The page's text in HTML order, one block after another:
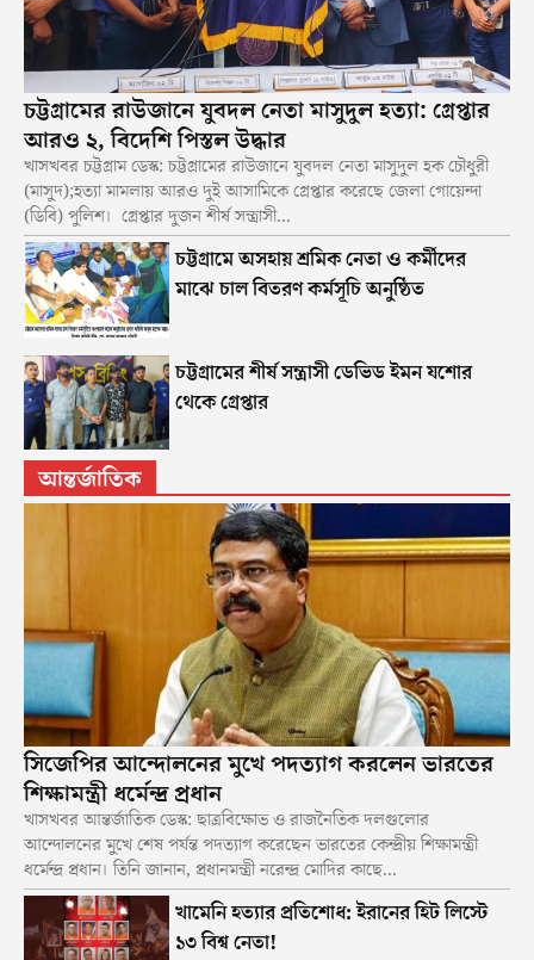
চট্টগ্রামের রাউজানে যুবদল নেতা মাসুদুল হত্যা: গ্রেপ্তার
আরও ২, বিদেশি পিস্তল উদ্ধার
খাসখবর চট্টগ্রাম ডেস্ক: চট্টগ্রামের রাউজানে যুবদল নেতা মাসুদুল হক চৌধুরী
(মাসুদ);হত্যা মামলায় আরও দুই আসামিকে গ্রেপ্তার করেছে জেলা গোয়েন্দা
(ডিবি) পুলিশ। গ্রেপ্তার দুজন শীর্ষ সন্ত্রাসী...
চট্টগ্রামে অসহায় শ্রমিক নেতা ও কর্মীদের
মাঝে চাল বিতরণ কর্মসূচি অনুষ্ঠিত
চট্টগ্রামের শীর্ষ সন্ত্রাসী ডেভিড ইমন যশোর
থেকে গ্রেপ্তার
আন্তর্জাতিক
সিজেপির আন্দোলনের মুখে পদত্যাগ করলেন ভারতের
শিক্ষামন্ত্রী ধর্মেন্দ্র প্রধান
খাসখবর আন্তর্জাতিক ডেস্ক: ছাত্রবিক্ষোভ ও রাজনৈতিক দলগুলোর
আন্দোলনের মুখে শেষ পর্যন্ত পদত্যাগ করেছেন ভারতের কেন্দ্রীয় শিক্ষামন্ত্রী
ধর্মেন্দ্র প্রধান। তিনি জানান, প্রধানমন্ত্রী নরেন্দ্র মোদির কাছে...
খামেনি হত্যার প্রতিশোধ: ইরানের হিট লিস্টে
১৩ বিশ্ব নেতা!